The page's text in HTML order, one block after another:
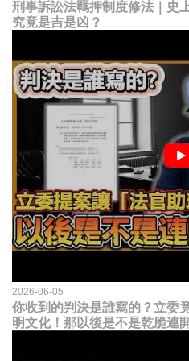
刑事訴訟法羈押制度修法｜史
究竟是吉是凶？
2026-06-05
你收到的判決是誰寫的？立委
明文化！那以後是不是乾脆連